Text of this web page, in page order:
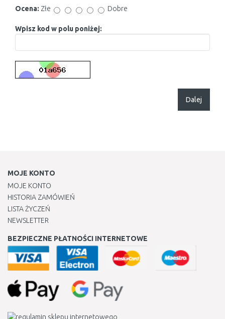
Ocena: Złe Dobre
Wpisz kod w polu poniżej:
Dalej
MOJE KONTO
MOJE KONTO
HISTORIA ZAMÓWIEŃ
LISTA ŻYCZEŃ
NEWSLETTER
BEZPIECZNE PŁATNOŚCI INTERNETOWE